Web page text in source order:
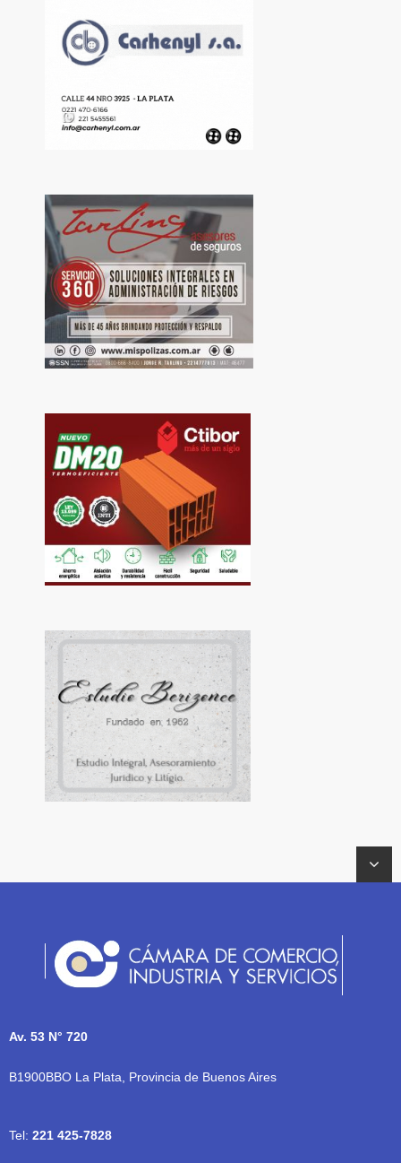
Av. 53 N° 720
B1900BBO La Plata, Provincia de Buenos Aires
Tel: 221 425-7828